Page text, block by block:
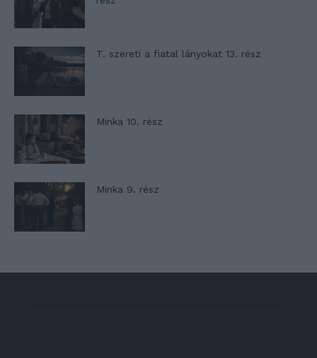
T. szereti a fiatal lányokat 13. rész
Minka 10. rész
Minka 9. rész